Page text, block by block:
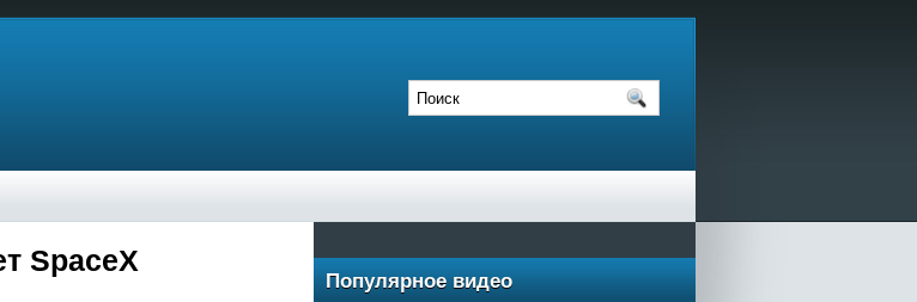
SpaceX
Популярное видео